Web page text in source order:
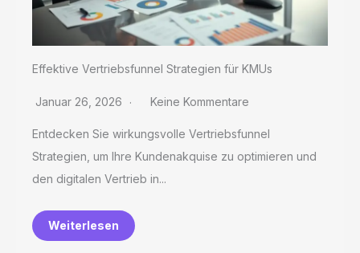
Effektive Vertriebsfunnel Strategien für KMUs
Januar 26, 2026 Keine Kommentare
Entdecken Sie wirkungsvolle Vertriebsfunnel
Strategien, um Ihre Kundenakquise zu optimieren und
den digitalen Vertrieb in...
Weiterlesen